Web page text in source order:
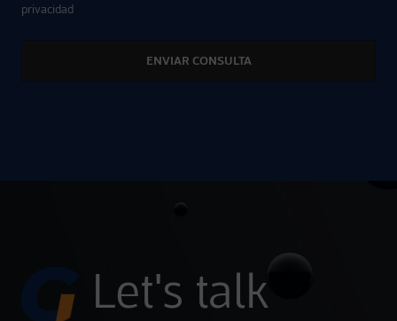
privacidad
Let's talk